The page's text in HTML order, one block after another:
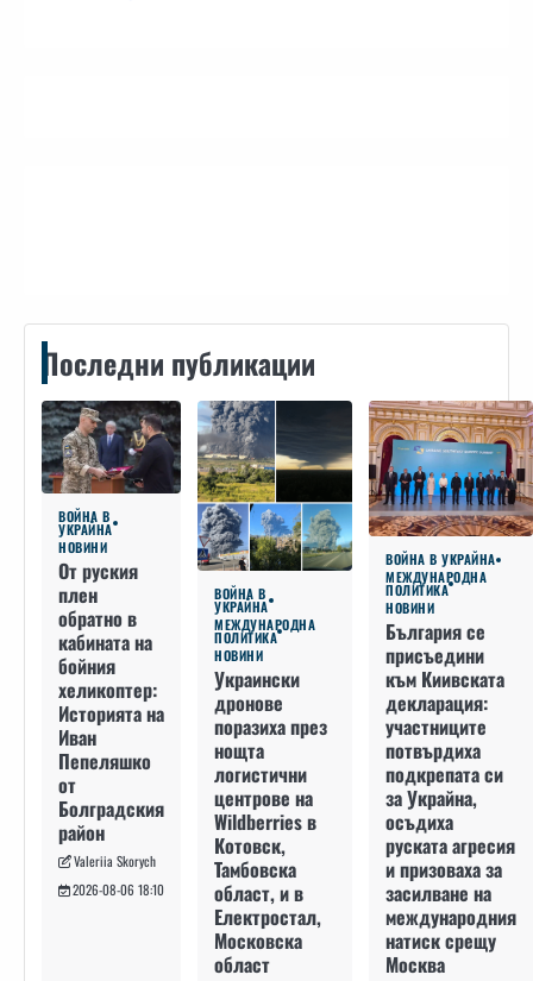
Последни публикации
ВОЙНА В
УКРАЙНА
НОВИНИ
От руския
плен
обратно в
кабината на
бойния
хеликоптер:
Историята на
Иван
Пепеляшко
от
Болградския
район
Valeriia Skorych
2026-08-06 18:10
ВОЙНА В
УКРАЙНА
МЕЖДУНАРОДНА
ПОЛИТИКА
НОВИНИ
Украински
дронове
поразиха през
нощта
логистични
центрове на
Wildberries в
Котовск,
Тамбовска
област, и в
Електростал,
Московска
област
ВОЙНА В УКРАЙНА
МЕЖДУНАРОДНА
ПОЛИТИКА
НОВИНИ
България се
присъедини
към Киивската
декларация:
участниците
потвърдиха
подкрепата си
за Украйна,
осъдиха
руската агресия
и призоваха за
засилване на
международния
натиск срещу
Москва